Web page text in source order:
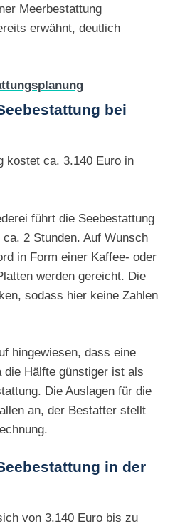
Meerbestattung
erwähnt, deutlich
bei
kostet ca. 3.140 Euro in
führt die Seebestattung
2 Stunden. Auf Wunsch
in Form einer Kaffee- oder
werden gereicht. Die
sodass hier keine Zahlen
hingewiesen, dass eine
die Hälfte günstiger ist als
Die Auslagen für die
an, der Bestatter stellt
in der
von 3.140 Euro bis zu